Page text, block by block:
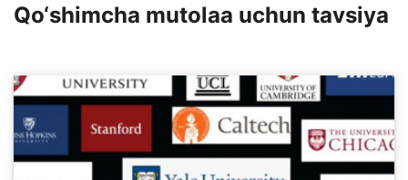
Qo‘shimcha mutolaa uchun tavsiya